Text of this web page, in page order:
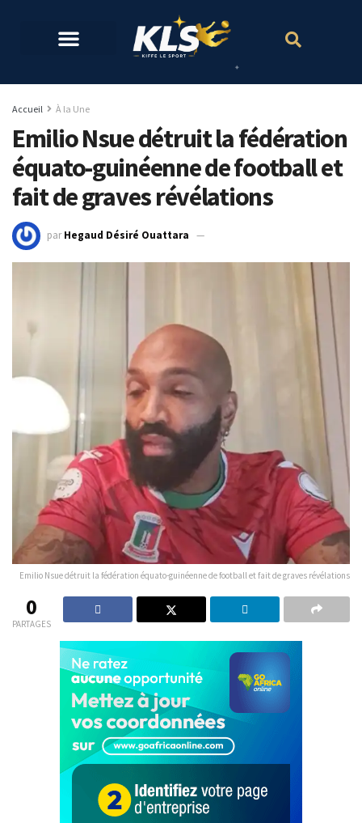
Accueil À la Une
Emilio Nsue détruit la fédération
équato-guinéenne de football et
fait de graves révélations
par Hegaud Désiré Ouattara
Emilio Nsue détruit la fédération équato-guinéenne de football et fait de graves révélations
0
PARTAGES